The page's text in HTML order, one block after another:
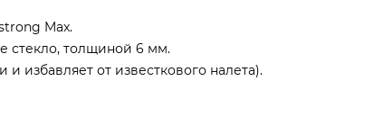
Max.
стекло, толщиной 6 мм.
избавляет от известкового налета).